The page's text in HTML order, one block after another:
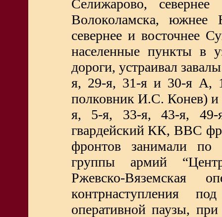
Селижарово,
Волоколамска, южнее
севернее и восточнее
населенные пункты в
дороги, устраивал
я, 29-я, 31-я и 30-я А,
полковник И.С. Конев) и
я, 5-я, 33-я, 43-я,
гвардейский КК, ВВС
фронтов занимали
группы армий
Ржевско-Вяземская
контрнаступления
оперативной паузы,